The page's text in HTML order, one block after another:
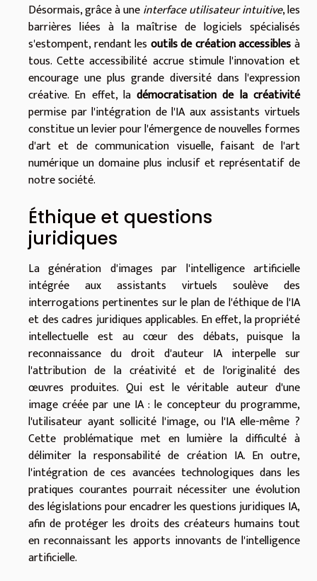
Désormais, grâce à uneinterface utilisateur intuitive, les
barrières liées à la maîtrise de logiciels spécialisés
s'estompent, rendant les outils de création accessiblesà
tous. Cette accessibilité accrue stimule l'innovation et
encourage une plus grande diversité dans l'expression
créative. En effet, ladémocratisation de la créativité
permise par l'intégration de l'IA aux assistants virtuels
constitue un levier pour l'émergence de nouvelles formes
d'art et de communication visuelle, faisant de l'art
numérique un domaine plus inclusif et représentatif de
notre société.
Éthique et questions
juridiques
La génération d'images par l'intelligence artificielle
intégrée aux assistants virtuels soulève des
interrogations pertinentes sur le plan de l'éthique de l'IA
et des cadres juridiques applicables. En effet, la propriété
intellectuelle est au cœur des débats, puisque la
reconnaissance du droit d'auteur IA interpelle sur
l'attribution de la créativité et de l'originalité des
œuvres produites. Qui est le véritable auteur d'une
image créée par une IA : le concepteur du programme,
l'utilisateur ayant sollicité l'image, ou l'IA elle-même ?
Cette problématique met en lumière la difficulté à
délimiter la responsabilité de création IA. En outre,
l'intégration de ces avancées technologiques dans les
pratiques courantes pourrait nécessiter une évolution
des législations pour encadrer les questions juridiques IA,
afin de protéger les droits des créateurs humains tout
en reconnaissant les apports innovants de l'intelligence
artificielle.